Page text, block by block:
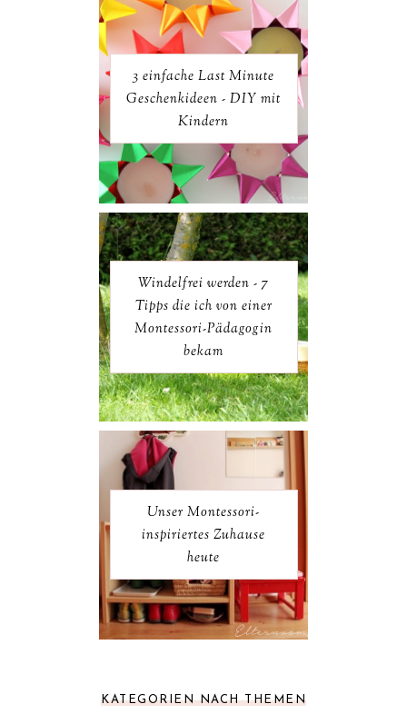
3 einfache Last Minute
Geschenkideen - DIY mit
Kindern
Windelfrei werden - 7
Tipps die ich von einer
Montessori-Pädagogin
bekam
Unser Montessori-
inspiriertes Zuhause
heute
KATEGORIEN NACH THEMEN